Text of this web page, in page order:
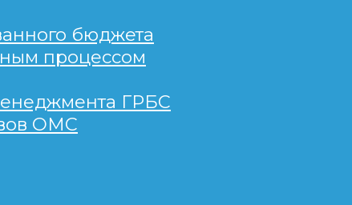
бюджета
процессом
ГРБС
ОМС